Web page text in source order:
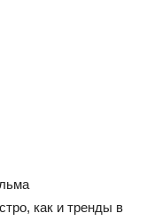
как и тренды в